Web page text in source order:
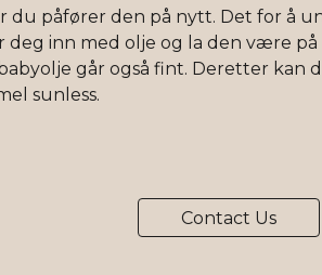
du påfører den på nytt. Det for å
deg inn med olje og la den være
går også fint. Deretter kan
sunless.
Contact Us